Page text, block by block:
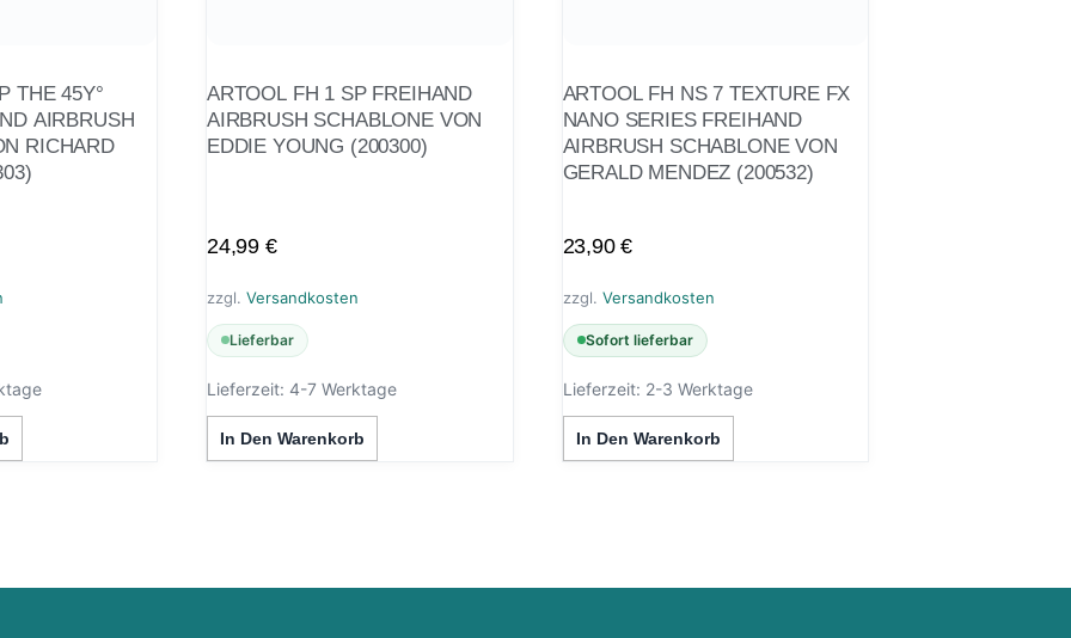
THE 45Y°
AIRBRUSH
RICHARD
ARTOOL FH 1 SP FREIHAND
AIRBRUSH SCHABLONE VON
EDDIE YOUNG (200300)
24,99 €
zzgl. Versandkosten
Lieferbar
Lieferzeit: 4-7 Werktage
In Den Warenkorb
ARTOOL FH NS 7 TEXTURE FX
NANO SERIES FREIHAND
AIRBRUSH SCHABLONE VON
GERALD MENDEZ (200532)
23,90€
zzgl. Versandkosten
Sofort lieferbar
Lieferzeit: 2-3 Werktage
In Den Warenkorb